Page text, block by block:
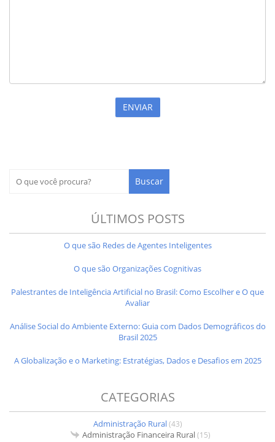
ÚLTIMOS POSTS
O que são Redes de Agentes Inteligentes
O que são Organizações Cognitivas
Palestrantes de Inteligência Artificial no Brasil: Como Escolher e O que
Avaliar
Análise Social do Ambiente Externo: Guia com Dados Demográficos do
Brasil 2025
A Globalização e o Marketing: Estratégias, Dados e Desafios em 2025
CATEGORIAS
Administração Rural(43)
Administração Financeira Rural(15)